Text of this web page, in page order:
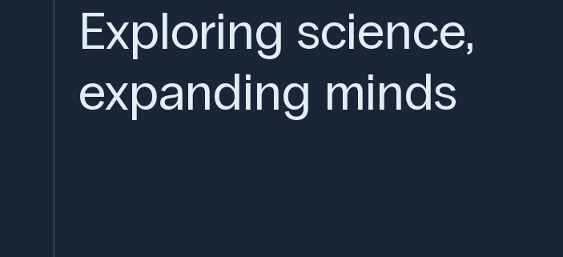
Exploring science,
expanding minds